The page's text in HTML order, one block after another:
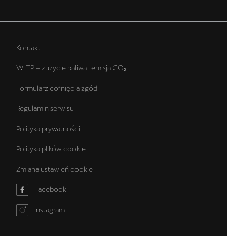
Kontakt
WLTP – zużycie paliwa i emisja CO₂
Formularz cofnięcia zgód
Regulamin serwisu
Polityka prywatności
Polityka plików cookie
Zmiana ustawień cookie
Facebook
Instagram